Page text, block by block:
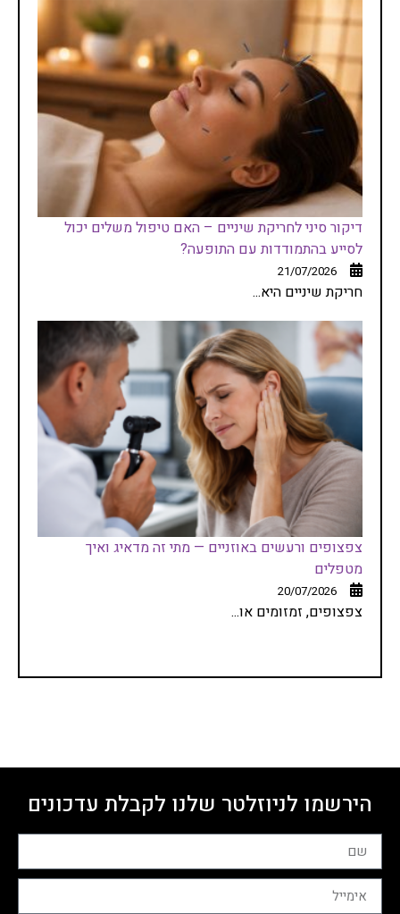
דיקור סיני לחריקת שיניים – האם טיפול משלים יכול
לסייע בהתמודדות עם התופעה?
21/07/2026
חריקת שיניים היא...
צפצופים ורעשים באוזניים — מתי זה מדאיג ואיך
מטפלים
20/07/2026
צפצופים, זמזומים או...
הירשמו לניוזלטר שלנו לקבלת עדכונים